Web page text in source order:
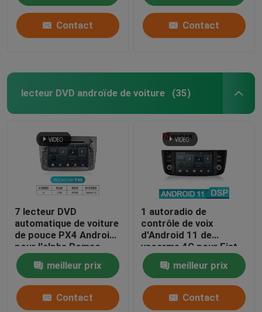
Contact Contact
lecteur DVD androïde de voiture (35)
7 lecteur DVD
automatique de voiture
de pouce PX4 Android
pour l'alpha Romeo
Mito 2008
meilleur prix
Contact
1 autoradio de
contrôle de voix
d'Android 11 de
vacarme 4G pour Fiat
grand Punto Evo
meilleur prix
Contact